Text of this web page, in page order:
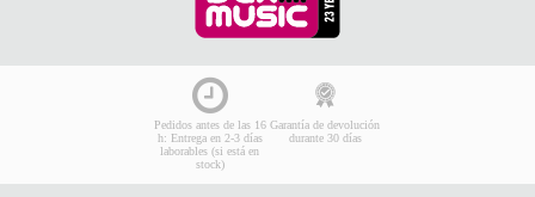
Pedidos antes de las 16
h: Entrega en 2-3 días
laborables (si está en
stock)
Garantía de devolución
durante 30 días